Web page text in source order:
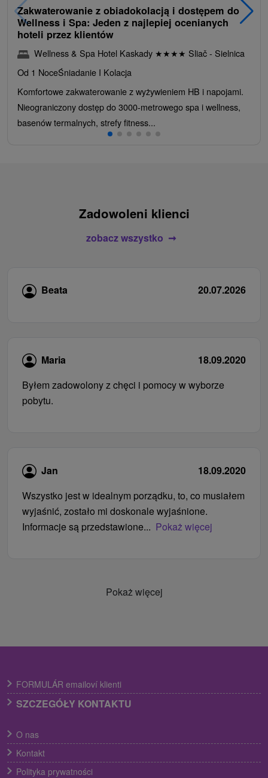
Zakwaterowanie z obiadokolacją i dostępem do
Wellness i Spa: Jeden z najlepiej ocenianych
hoteli przez klientów
Wellness & Spa Hotel Kaskady ★★★★ Sliač - Sielnica
Od 1 NoceŚniadanie I Kolacja
Komfortowe zakwaterowanie z wyżywieniem HB i napojami.
Nieograniczony dostęp do 3000-metrowego spa i wellness,
basenów termalnych, strefy fitness...
Zadowoleni klienci
zobacz wszystko
Beata 20.07.2026
Maria
18.09.2020
Byłem zadowolony z chęci i pomocy w wyborze
pobytu.
Jan
18.09.2020
Wszystko jest w idealnym porządku, to, co musiałem
wyjaśnić, zostało mi doskonale wyjaśnione.
Informacje są przedstawione... Pokaż więcej
Pokaż więcej
FORMULÁR emailoví klienti
SZCZEGÓŁY KONTAKTU
O nas
Kontakt
Polityka prywatności